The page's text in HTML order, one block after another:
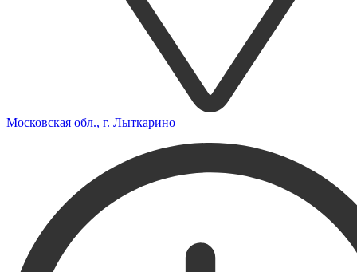
Московская обл., г. Лыткарино